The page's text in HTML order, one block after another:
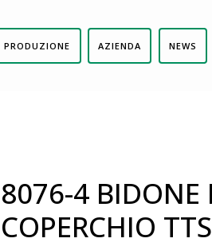
PRODUZIONE AZIENDA NEWS
8076-4 BIDONE
COPERCHIO TTS